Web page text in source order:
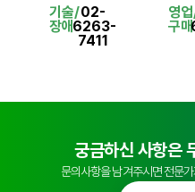
기술/
장애
02-
6263-
7411
영
구매
궁금하신 사항은
문의사항을 남겨주시면 전문